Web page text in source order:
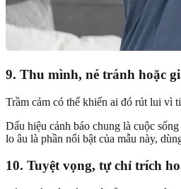
9. Thu mình, né tránh hoặc
Trầm cảm có thể khiến ai đó rút lui vì
Dấu hiệu cảnh báo chung là cuộc
lo âu là phần nổi bật của mẫu này,
10. Tuyệt vọng, tự chỉ trích